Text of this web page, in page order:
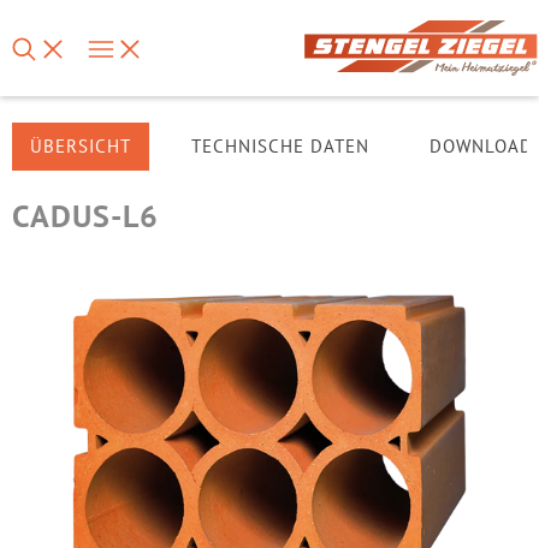
ÜBERSICHT TECHNISCHE DATEN
CADUS-L6